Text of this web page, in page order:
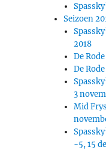
Seizoen
2018
De
De
3
Mid
-5, 15